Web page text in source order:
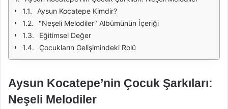
Aysun Kocatepe Kimdir?
"Neşeli Melodiler" Albümünün İçeriği
Eğitimsel Değer
Çocukların Gelişimindeki Rolü
Aysun Kocatepe’nin Çocuk Şarkıları:
Neşeli Melodiler